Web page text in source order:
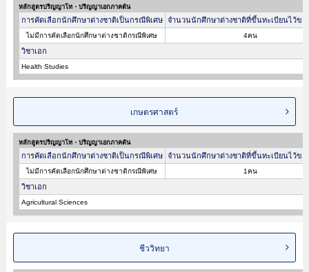
หลักสูตรปริญญาโท・ปริญญาเอกภาคต้น
การคัดเลือกนักศึกษาต่างชาติเป็นกรณีพิเศษ จำนวนนักศึกษาต่างชาติที่ขึ้นทะเบียนไว้ขอ
ไม่มีการคัดเลือกนักศึกษาต่างชาติกรณีพิเศษ 4คน
วิชาเอก
Health Studies
เกษตรศาสตร์
หลักสูตรปริญญาโท・ปริญญาเอกภาคต้น
การคัดเลือกนักศึกษาต่างชาติเป็นกรณีพิเศษ จำนวนนักศึกษาต่างชาติที่ขึ้นทะเบียนไว้ขอ
ไม่มีการคัดเลือกนักศึกษาต่างชาติกรณีพิเศษ 1คน
วิชาเอก
Agricultural Sciences
ชีววิทยา